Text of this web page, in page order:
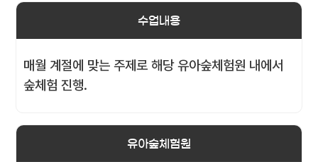
수업내용
매월 계절에 맞는 주제로 해당 유아숲체험원 내에서
숲체험 진행.
유아숲체험원